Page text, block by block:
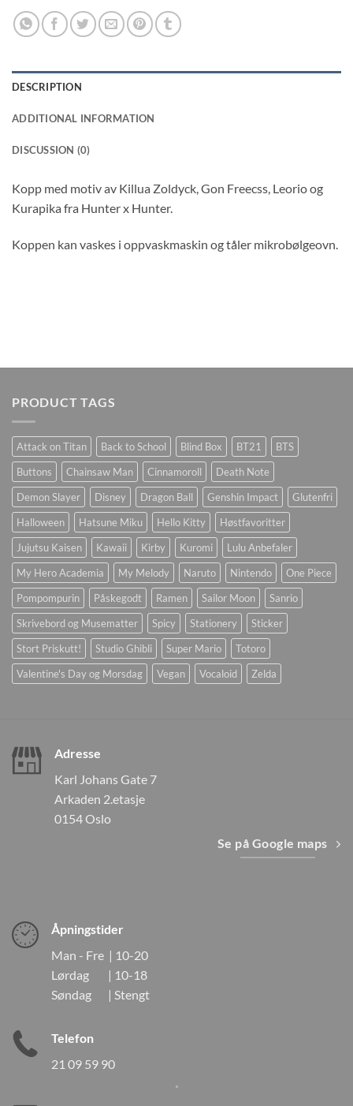
DESCRIPTION
ADDITIONAL INFORMATION
DISCUSSION (0)
Kopp med motiv av Killua Zoldyck, Gon Freecss, Leorio og
Kurapika fra Hunter x Hunter.
Koppen kan vaskes i oppvaskmaskin og tåler mikrobølgeovn.
PRODUCT TAGS
Attack on Titan Back to School Blind Box BT21
BTS
Buttons
Chainsaw Man Cinnamoroll
Death Note
Demon Slayer
Disney Dragon Ball Genshin Impact
Glutenfri
Halloween
Hatsune Miku Hello Kitty
Høstfavoritter
Jujutsu Kaisen
Kawaii Kirby Kuromi
Lulu Anbefaler
My Hero Academia
My Melody Naruto Nintendo
One Piece
Pompompurin
Påskegodt Ramen Sailor Moon
Sanrio
Skrivebord og Musematter
Spicy Stationery
Sticker
Stort Priskutt!
Studio Ghibli Super Mario
Totoro
Valentine's Day og Morsdag
Vegan Vocaloid Zelda
Adresse
Karl Johans Gate 7
Arkaden 2.etasje
0154 Oslo
Se på Google maps
Åpningstider
Man - Fre | 10-20
Lørdag | 10-18
Søndag | Stengt
Telefon
21 09 59 90